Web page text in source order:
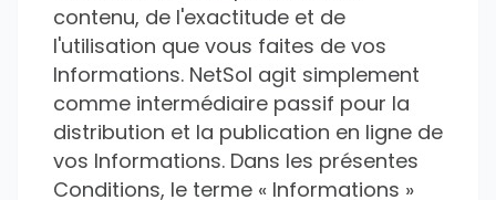
contenu, de l'exactitude et de
l'utilisation que vous faites de vos
Informations. NetSol agit simplement
comme intermédiaire passif pour la
distribution et la publication en ligne de
vos Informations. Dans les présentes
Conditions, le terme « Informations »